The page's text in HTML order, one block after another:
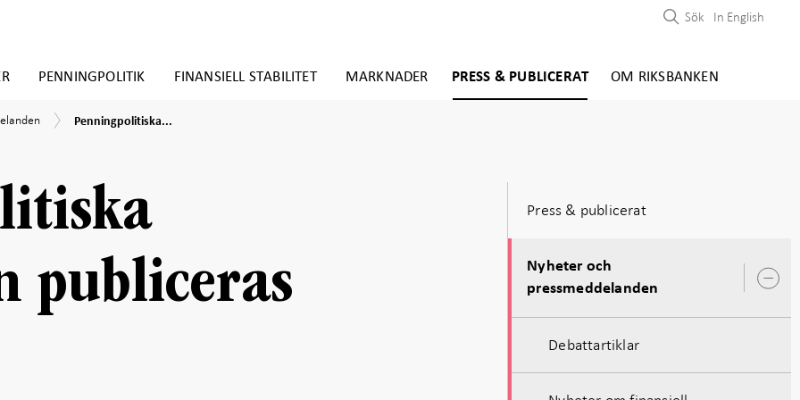
PENNINGPOLITIK FINANSIELL STABILITET MARKNADER PRESS & PUBLICERAT OM RIKSBANKEN
Sök In English
Penningpolitiska
protokollen
Penningpolitiska...
publiceras
Press & publicerat
Nyheter och
pressmeddelanden
Debattartiklar